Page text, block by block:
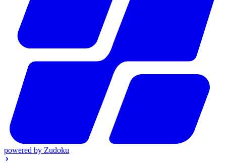
powered by Zudoku